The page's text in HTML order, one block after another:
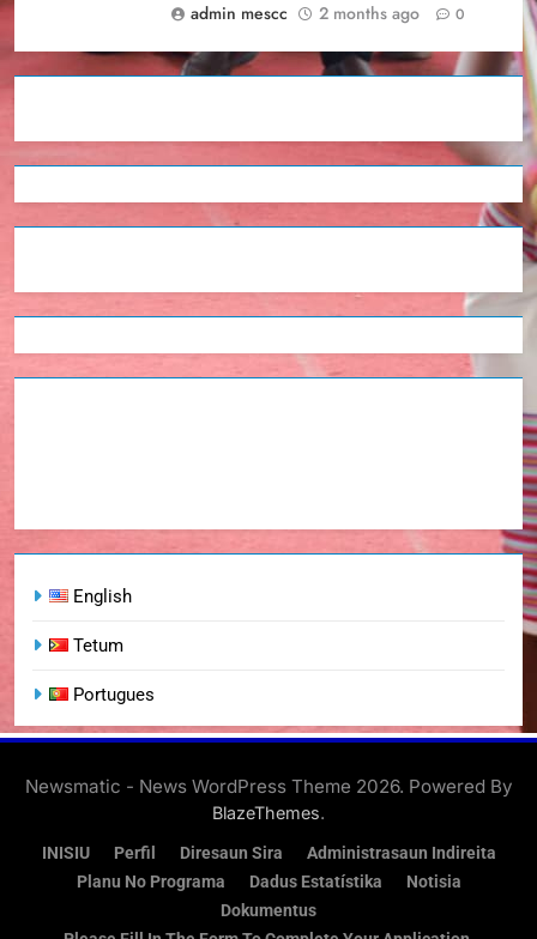
admin mescc
2 months ago 0
English
Tetum
Portugues
Newsmatic - News WordPress Theme 2026. Powered By
BlazeThemes.
INISIU Perfil Diresaun Sira
Administrasaun Indireita
Planu No Programa
Dadus Estatístika
Notisia
Dokumentus